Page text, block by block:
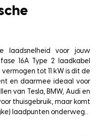
laadsnelheid voor jouw
16A Type 2 laadkabel
tot 11 kW is dit de
en daarmee ideaal voor
van Tesla, BMW, Audi en
thuisgebruik, maar komt
laadpunten onderweg..